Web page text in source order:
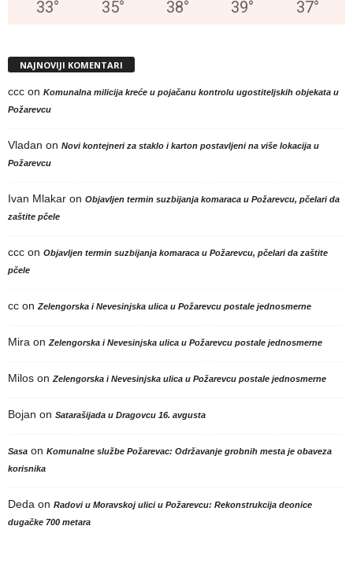
33° 35° 38° 39° 37°
NAJNOVIJI KOMENTARI
ccc on Komunalna milicija kreće u pojačanu kontrolu ugostiteljskih objekata u
Požarevcu
Vladan on Novi kontejneri za staklo i karton postavljeni na više lokacija u
Požarevcu
Ivan Mlakar on Objavljen termin suzbijanja komaraca u Požarevcu, pčelari da
zaštite pčele
ccc on Objavljen termin suzbijanja komaraca u Požarevcu, pčelari da zaštite
pčele
cc on Zelengorska i Nevesinjska ulica u Požarevcu postale jednosmerne
Mira on Zelengorska i Nevesinjska ulica u Požarevcu postale jednosmerne
Milos on Zelengorska i Nevesinjska ulica u Požarevcu postale jednosmerne
Bojan on Satarašijada u Dragovcu 16. avgusta
Sasa on Komunalne službe Požarevac: Održavanje grobnih mesta je obaveza
korisnika
Deda on Radovi u Moravskoj ulici u Požarevcu: Rekonstrukcija deonice
dugačke 700 metara